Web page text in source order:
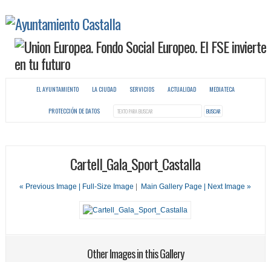
EL AYUNTAMIENTO LA CIUDAD SERVICIOS ACTUALIDAD MEDIATECA
PROTECCIÓN DE DATOS
Cartell_Gala_Sport_Castalla
« Previous Image | Full-Size Image Main Gallery Page | Next Image »
Other Images in this Gallery